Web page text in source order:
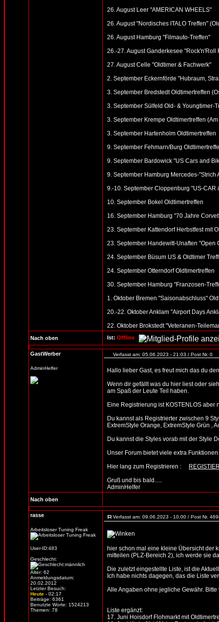
26. August Leer "AMERICAN WHEELS"
26. August "Nordisches ITALO Treffen"
26. August Hamburg "Filmauto-Treffen"
26.-27. August Ganderkesee "Rock'n'Roll
27. August Celle "Oldtimer & Fachwerk"
2. September Eckernförde "Hubraum,
3. September Bredstedt Oldtimertreffen
3. September Sülfeld Old- & Youngtimer-
3. September Krempe Oldtimertreffen
3. September Hartenholm Oldtimertreffen
9. September Fehmarn/Burg
9. September Bardowick "US Cars and
9. September Hamburg Mercedes-
9.-10. September Cloppenburg "US-CAR
10. September Bokel Oldtimertreffen
16. September Hamburg "70 Jahre
23. September Kattendorf Herbstfest mit
23. September Handewitt-Unaften "Open
24. September Büsum US & Oldtimer
24. September Otterndorf Oldtimertreffen
30. September Hamburg "Franzosen-
1. Oktober Bremen "Saisonabschluss"
20.-22. Oktober Anklam "Airport Days
22. Oktober Brokstedt "Veteranen-
Nach oben Ist: Offline
GastWerber
AdminHelfer
Verfasst am: 05.06.2023 - 21:03 / Post Nr. 0
Hallo lieber Gast, es freut mich das du
Wenn dir gefällt was du hier liest oder
am Spaß der Leute Teil haben.
Eine Registrierung ist KOSTENLOS
Du kannst als Registrierter zwischen 9
ExtremStyle Orange, ExtremStyle Grün ,
Du kannst die Styles vorab mit der
Unser Forum bietet viele extra
Hier lang zum Registrieren :
Gruß und bis bald.....
AdminHelfer
Nach oben
rasse
Arbeitsloser Tuning Freak
User-ID:483
Geschlecht:
Alter: 62
Anmeldungsdatum:
20.02.2012
Letzter Besuch:
Heute - 02:17
Beiträge: 6361
Benutzte Worte: 1524213
Themen: 78
Verfasst am: 09.06.2023 - 10:00 / Post Nr.
hier schon mal eine kleine Übersicht der
mitteilen (PLZ-Bereich 2), ich werde sie
Die zuletzt eingestellte Liste, ist die
Ich habe nichts dagegen, das die Liste
Alle Angaben ohne jegliche Gewähr.
Liste ergänzt:
17. Juni Hoisdorf Flohmarkt mit